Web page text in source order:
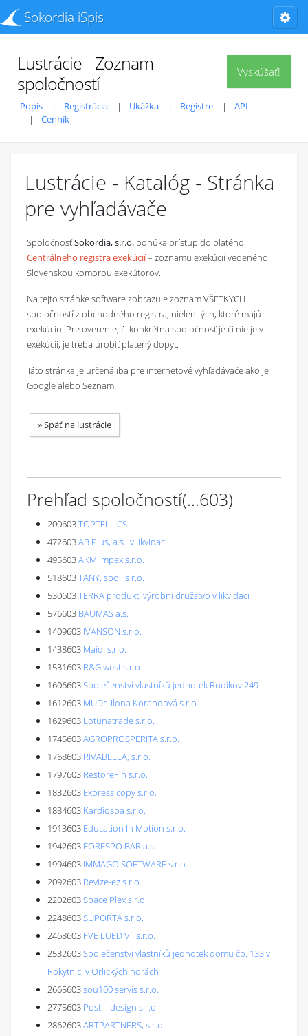
Sokordia iSpis
Vyskúšať!
Lustrácie - Zoznam
spoločností
Popis Registrácia Ukážka Registre
API
Cenník
Lustrácie - Katalóg - Stránka
pre vyhľadávače
SpoločnosťSokordia, s.r.o. ponúka prístup do platého
Centrálneho registra exekúcií– zoznamu exekúcií vedeného
Slovenskou komorou exekútorov.
Na tejto stránke software zobrazuje zoznam VŠETKÝCH
spoločností z obchodného registra, nielen tých, ktoré majú
exekúciu. Pre overenie, či konkrétna spoločnosť je či nie je v
exekúcii, je treba urobiť platený dopyt.
Táto stránka je určená iba pre internetové vyhľadávače ako je
Google alebo Seznam.
»Späť na lustrácie
Prehľad spoločností(...603)
200603TOPTEL - CS
472603AB Plus, a.s. 'v likvidaci'
495603AKM impex s.r.o.
518603TANY, spol. s r.o.
530603TERRA produkt, výrobní družstvo v likvidaci
576603 BAUMAS a.s.
1409603 IVANSON s.r.o.
1438603 Maidl s.r.o.
1531603 R&G west s.r.o.
1606603Společenství vlastníků jednotek Rudíkov 249
1612603 MUDr. Ilona Korandová s.r.o.
1629603 Lotunatrade s.r.o.
1745603AGROPROSPERITA s.r.o.
1768603 RIVABELLA, s.r.o.
1797603 RestoreFin s.r.o.
1832603 Express copy s.r.o.
1884603 Kardiospa s.r.o.
1913603 Education In Motion s.r.o.
1942603 FORESPO BAR a.s.
1994603 IMMAGO SOFTWARE s.r.o.
2092603 Revize-ez s.r.o.
2202603Space Plex s.r.o.
2248603SUPORTA s.r.o.
2468603 FVE LUED VI. s.r.o.
2532603Společenství vlastníků jednotek domu čp. 133 v
Rokytnici v Orlických horách
2665603sou100 servis s.r.o.
2775603 Postl - design s.r.o.
2862603ARTPARTNERS, s.r.o.